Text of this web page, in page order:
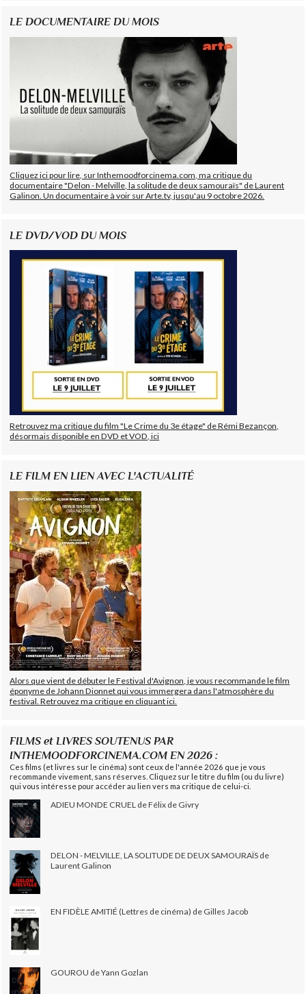
LE DOCUMENTAIRE DU MOIS
Cliquez ici pour lire, sur Inthemoodforcinema.com, ma critique du
documentaire "Delon - Melville, la solitude de deux samouraïs" de Laurent
Galinon. Un documentaire à voir sur Arte.tv, jusqu'au 9 octobre 2026.
LE DVD/VOD DU MOIS
Retrouvez ma critique du film "Le Crime du 3e étage" de Rémi Bezançon,
désormais disponible en DVD et VOD, ici
LE FILM EN LIEN AVEC L'ACTUALITÉ
Alors que vient de débuter le Festival d'Avignon, je vous recommande le film
éponyme de Johann Dionnet qui vous immergera dans l'atmosphère du
festival. Retrouvez ma critique en cliquant ici.
FILMS et LIVRES SOUTENUS PAR
INTHEMOODFORCINEMA.COM EN 2026 :
Ces films (et livres sur le cinéma) sont ceux de l'année 2026 que je vous
recommande vivement, sans réserves. Cliquez sur le titre du film (ou du livre)
qui vous intéresse pour accéder au lien vers ma critique de celui-ci.
ADIEU MONDE CRUEL de Félix de Givry
DELON - MELVILLE, LA SOLITUDE DE DEUX SAMOURAÏS de
Laurent Galinon
EN FIDÈLE AMITIÉ (Lettres de cinéma) de Gilles Jacob
GOUROU de Yann Gozlan